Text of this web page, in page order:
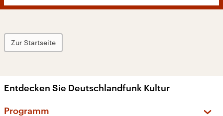
Zur Startseite
Entdecken Sie Deutschlandfunk Kultur
Programm